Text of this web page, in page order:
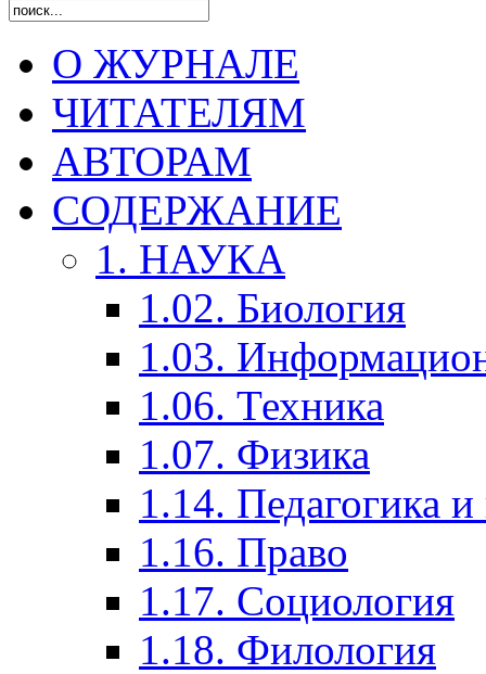
О ЖУРНАЛЕ
ЧИТАТЕЛЯМ
АВТОРАМ
СОДЕРЖАНИЕ
1. НАУКА
1.02. Биология
1.03.
1.06. Техника
1.07. Физика
1.14. Педагогика
1.16. Право
1.17. Социология
1.18. Филология